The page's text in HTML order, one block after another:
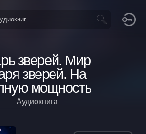
зверей. Мир
зверей. На
мощность
Аудиокнига